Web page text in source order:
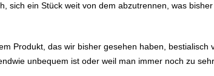
sich ein Stück weit von dem abzutrennen, was
Produkt, das wir bisher gesehen haben, bestialisch
unbequem ist oder weil man immer noch zu